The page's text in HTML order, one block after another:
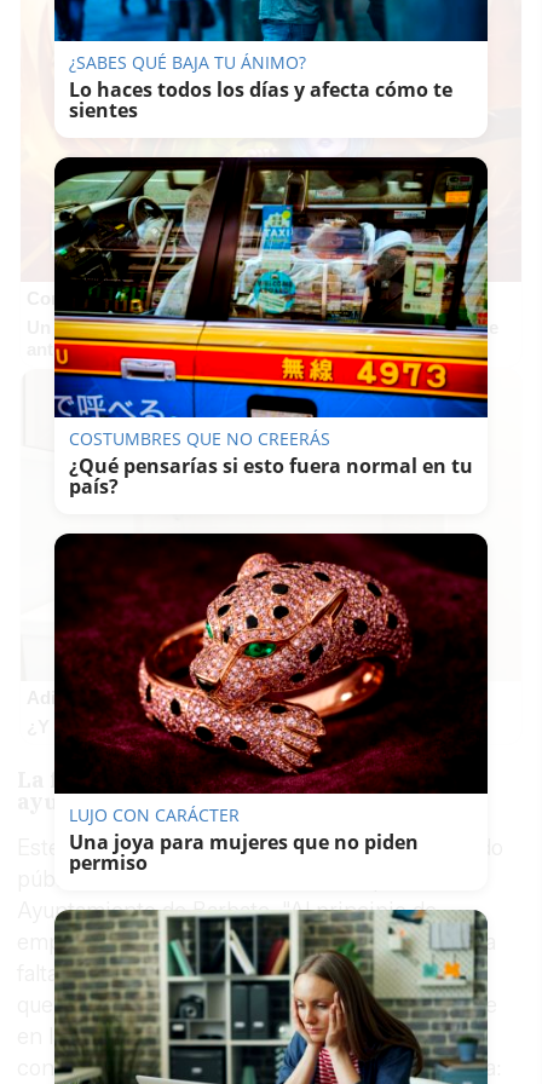
Corepunk MMORPG
Un verdadero MMORPG de la vieja escuela ¡Cómo los de
antes, pero mejor!
Adiós a la cal del baño
¿Y si pudieras eliminar la cal del baño sin esfuerzo?
La familia se siente sola: "Nuestro
ayuntamiento no nos da ni un dedito"
Este jueves, la familia de Juanfran ha denunciado
públicamente sentirse abandonada por el
Ayuntamiento de Barbate. "Al principio de
empezar esta historia, un mensajito, lo que haga
falta aquí estamos. No queremos palabras,
queremos acciones", escribieron. Aseguran que
en las dos o tres veces que han pedido ayuda
concreta, la respuesta siempre ha sido la misma:
¿SABES QUÉ BAJA TU ÁNIMO?
Lo haces todos los días y afecta cómo te
sientes
COSTUMBRES QUE NO CREERÁS
¿Qué pensarías si esto fuera normal en tu
país?
LUJO CON CARÁCTER
Una joya para mujeres que no piden
permiso